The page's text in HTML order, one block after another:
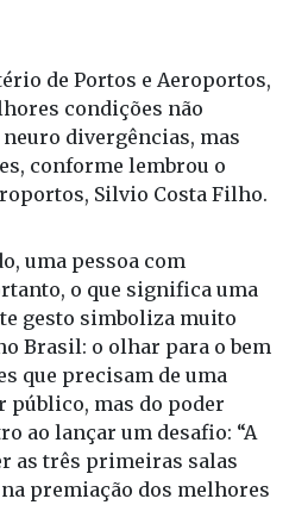
de Portos e Aeroportos,
condições não
divergências, mas
conforme lembrou o
Silvio Costa Filho.
uma pessoa com
o que significa uma
gesto simboliza muito
Brasil: o olhar para o bem
que precisam de uma
público, mas do poder
ao lançar um desafio: “A
as três primeiras salas
premiação dos melhores